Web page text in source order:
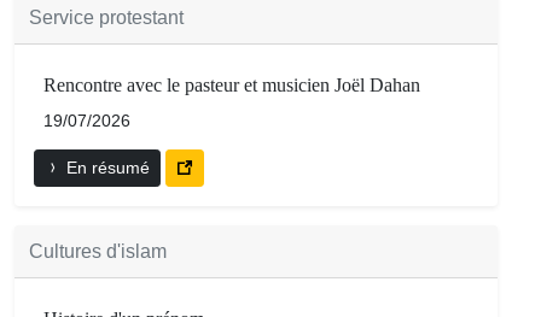
Service protestant
Rencontre avec le pasteur et musicien Joël Dahan
19/07/2026
En résumé
Cultures d'islam